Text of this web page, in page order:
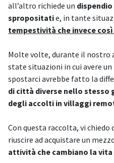
all’altro richiede un
spropositatie, in tante
tempestività che invece
Molte volte, durante il nostro
state situazioni in cui avere
spostarci avrebbe fatto la
di città diverse nello
degli accolti in villaggi
Con questa raccolta, vi chiedo
riuscire ad acquistare un
attività che cambiano la